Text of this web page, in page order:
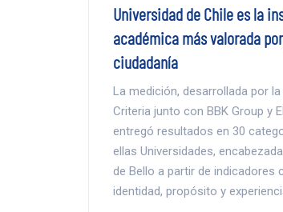
Universidad de Chile es la
académica más valorada
ciudadanía
La medición, desarrollada por
Criteria junto con BBK Group y
entregó resultados en 30
ellas Universidades,
de Bello a partir de indicadores
identidad, propósito y